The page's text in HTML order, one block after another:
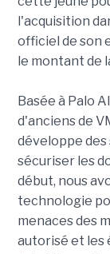
l'acquisition
officiel de son
le montant de
Basée à Palo
d'anciens de
développe
sécuriser les
début, nous
technologie
menaces des
autorisé et les